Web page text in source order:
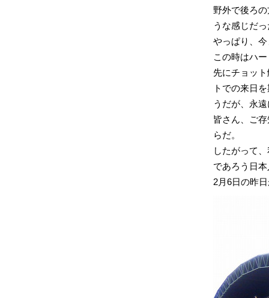
野外で後ろ
うな感じだ
やっぱり、
この時はハ
先にチョッ
トでの来日
うだが、永
皆さん、ご
らだ。
したがって
であろう日
2月6日の昨